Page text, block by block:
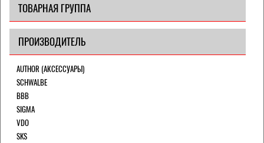
ТОВАРНАЯ ГРУППА
ПРОИЗВОДИТЕЛЬ
AUTHOR (АКСЕССУАРЫ)
SCHWALBE
BBB
SIGMA
VDO
SKS